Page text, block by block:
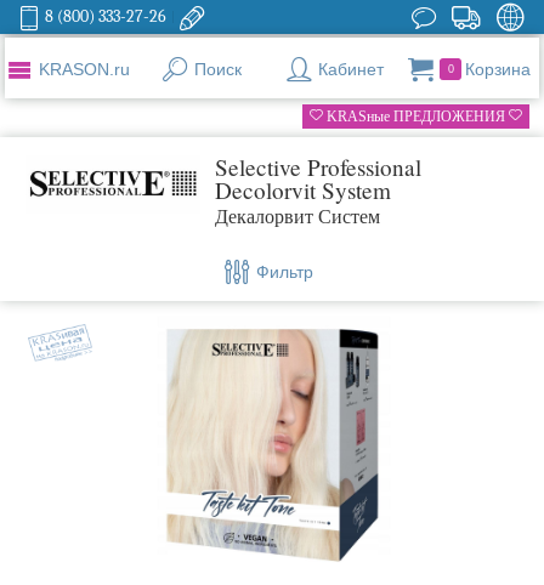
8 (800) 333-27-26
KRASON.ru Поиск Кабинет 0 Корзина
KRASные ПРЕДЛОЖЕНИЯ
Selective Professional
Decolorvit System
Декалорвит Систем
Фильтр